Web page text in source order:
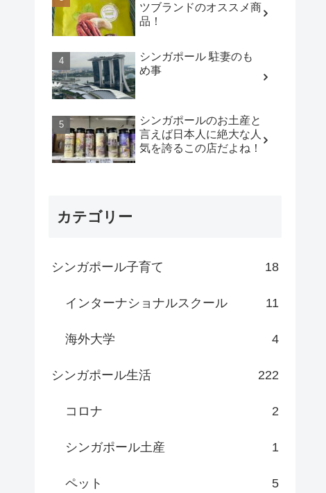
ツブランドのオススメ商
品！
シンガポール 駐妻のも
め事
シンガポールのお土産と
言えば日本人に絶大な人
気を誇るこの店だよね！
カテゴリー
シンガポール子育て 18
インターナショナルスクール 11
海外大学 4
シンガポール生活 222
コロナ 2
シンガポール土産 1
ペット 5